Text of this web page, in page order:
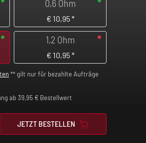
0,6 Ohm
€ 10,95*
1,2 Ohm
€ 10,95*
** gilt nur für bezahlte Aufträge
ab 39,95 € Bestellwert
JETZT BESTELLEN